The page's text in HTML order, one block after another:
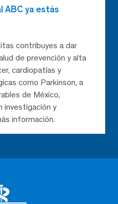
ABC ya estás
contribuyes a dar
de prevención y alta
cardiopatías y
como Parkinson, a
de México,
investigación y
información.